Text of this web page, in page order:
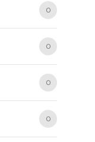
0
0
0
0